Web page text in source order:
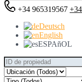
+34 965319567
Deutsch
English
ESPAñOL